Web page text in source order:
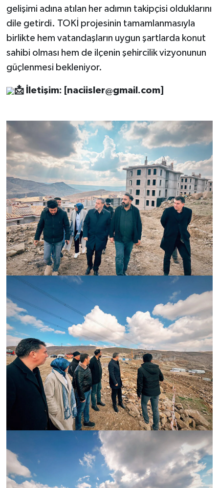
gelişimi adına atılan her adımın takipçisi olduklarını
dile getirdi. TOKİ projesinin tamamlanmasıyla
birlikte hem vatandaşların uygun şartlarda konut
sahibi olması hem de ilçenin şehircilik vizyonunun
güçlenmesi bekleniyor.
📩İletişim: [ naciisler@gmail.com]